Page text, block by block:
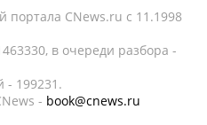
портала CNews.ru c 11.1998
в очереди разбора -
- 199231.
- book@cnews.ru